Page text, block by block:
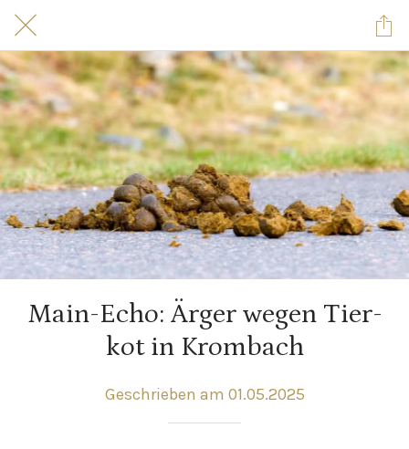
Main-Echo: Ärger wegen Tier­
kot in Krombach
Geschrieben am 01.05.2025